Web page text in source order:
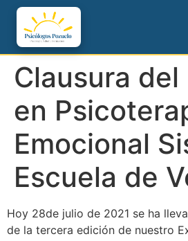
Clausura
en
Emocional
Escuela de
Hoy 28de julio de 2021 se ha
de la tercera edición de nuestro